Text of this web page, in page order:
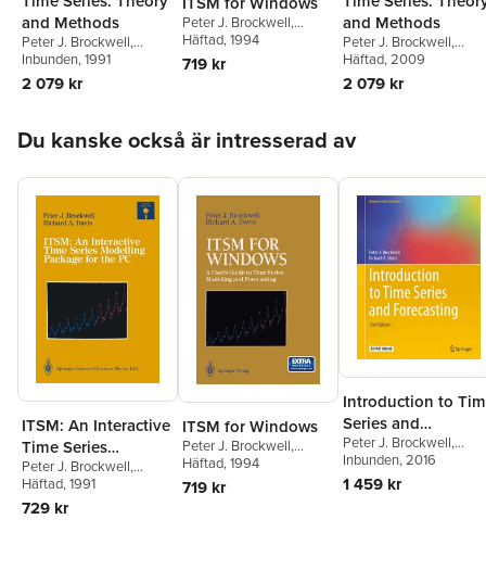
and Methods
Peter J. Brockwell,
Richard A. Davis
Inbunden, 1991
2 079 kr
Peter J. Brockwell,
Richard A. Davis
Häftad, 1994
719 kr
and Methods
Peter J. Brockwell,
Richard A. Davis
Häftad, 2009
2 079 kr
Du kanske också är intresserad av
ITSM: An Interactive
Time Series
Modelling Package
for the PC
Peter J. Brockwell,
Richard A. Davis
Häftad, 1991
729 kr
ITSM for Windows
Peter J. Brockwell,
Richard A. Davis
Häftad, 1994
719 kr
Introduction to
Series and
Forecasting
Peter J. Brockwell,
Richard A. Davis
Inbunden, 2016
1 459 kr